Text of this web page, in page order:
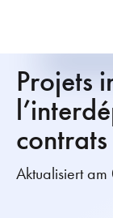
Projets
contrats
Aktualisiert